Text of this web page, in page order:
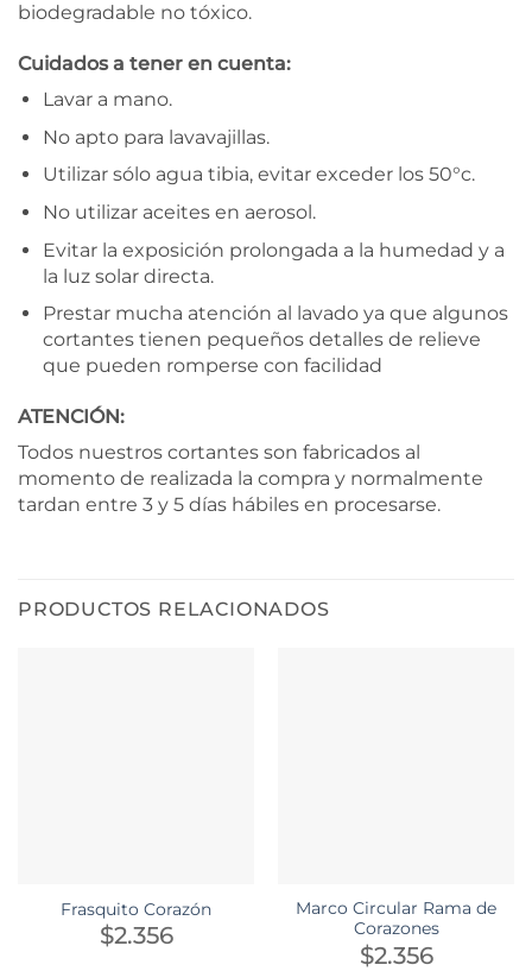
biodegradable no tóxico.
Cuidados a tener en cuenta:
Lavar a mano.
No apto para lavavajillas.
Utilizar sólo agua tibia, evitar exceder los 50°c.
No utilizar aceites en aerosol.
Evitar la exposición prolongada a la humedad y a
la luz solar directa.
Prestar mucha atención al lavado ya que algunos
cortantes tienen pequeños detalles de relieve
que pueden romperse con facilidad
ATENCIÓN:
Todos nuestros cortantes son fabricados al
momento de realizada la compra y normalmente
tardan entre 3 y 5 días hábiles en procesarse.
PRODUCTOS RELACIONADOS
Frasquito Corazón
$2.356
Marco Circular Rama de
Corazones
$2.356